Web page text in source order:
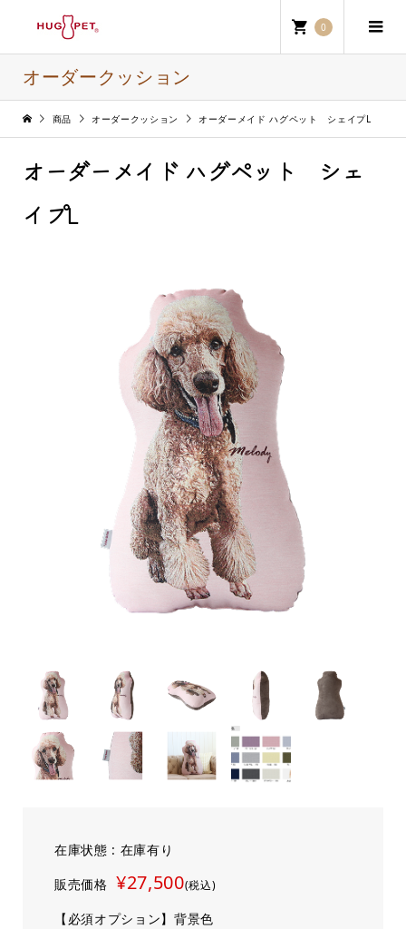
0
オーダークッション
商品 オーダークッション オーダーメイド ハグペット シェイプL
オーダーメイド ハグペット シェ
イプL
在庫状態 : 在庫有り
販売価格 ¥27,500(税込)
【必須オプション】背景色